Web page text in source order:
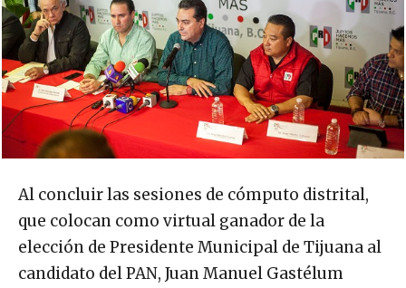
Al concluir las sesiones de cómputo distrital,
que colocan como virtual ganador de la
elección de Presidente Municipal de Tijuana al
candidato del PAN, Juan Manuel Gastélum